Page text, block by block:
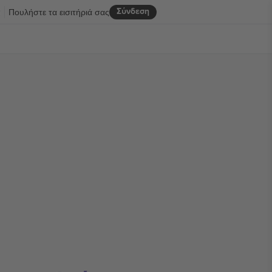
Σύνδεση
Πουλήστε τα εισιτήριά σας